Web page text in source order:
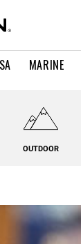
MARINE
OUTDOOR